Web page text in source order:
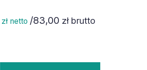
zł netto /83,00 zł brutto